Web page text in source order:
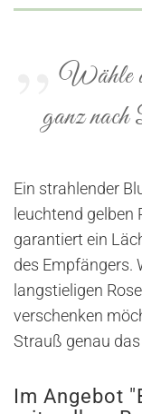
Wähle
ganz
Ein strahlender
leuchtend gelben
garantiert ein
des Empfängers.
langstieligen
verschenken
Strauß genau
Im Angebot